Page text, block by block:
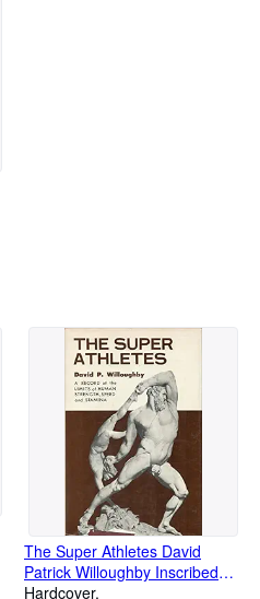
The Super Athletes David
Patrick Willoughby Inscribed
w/Warm Letters to Al Nelson
Hardcover